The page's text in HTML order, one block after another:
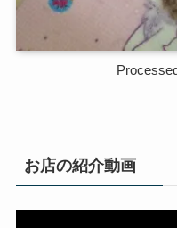
お店の紹介動画